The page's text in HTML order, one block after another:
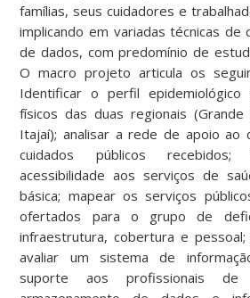
famílias, seus cuidadores e
implicando em variadas técnicas de
de dados, com predomínio de
O macro projeto articula os
Identificar o perfil epidemiológico
físicos das duas regionais (Grande
Itajaí); analisar a rede de apoio ao
cuidados públicos
acessibilidade aos serviços de
básica; mapear os serviços
ofertados para o grupo de
infraestrutura, cobertura e
avaliar um sistema de
suporte aos profissionais de